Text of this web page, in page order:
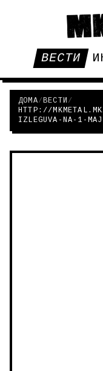
ВЕСТИ
ДОМА/ВЕСТИ /
HTTP://
IZLEGUVA-NA-1-